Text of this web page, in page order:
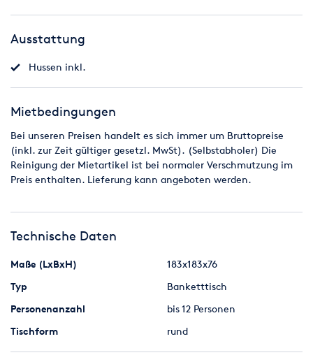
Platte: Multiplex, 19 mm stark mit einer sehr stabilen
Gesamthöhe: 76 cm
BankettstuhlKongressstuhl Seminarstuhl Konferenzstuhl
Stuhl Polsterstuhl
- Sitzbreite: 44 cm
- Tiefe: 58 cm
Die Stühle sind an Sitzfläche und Rückenlehne gepolstert und
Ausstattung
Hussen inkl.
Mietbedingungen
Bei unseren Preisen handelt es sich immer um Bruttopreise
(inkl. zur Zeit gültiger gesetzl. MwSt). (Selbstabholer) Die
Reinigung der Mietartikel ist bei normaler Verschmutzung im
Preis enthalten. Lieferung kann angeboten werden.
Technische Daten
Maße (LxBxH)
183x183x76
Typ
Banketttisch
Personenanzahl
bis 12 Personen
Tischform
rund